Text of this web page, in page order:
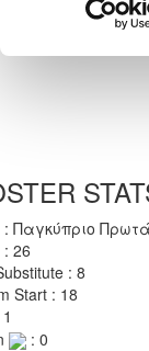
: Παγκύπριο
: 26
: 8
Start : 18
: 0